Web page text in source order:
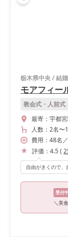
栃木県中央/結
モアフィー
教会式・人前式
最寄： 宇都
人数： 2名〜
費用： 48名 ／
評価： 4.5(
受付